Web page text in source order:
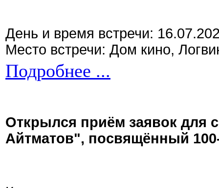
День и время встречи:
Место встречи: Дом кино,
Подробнее ...
Открылся приём заявок для
Айтматов", посвящённый